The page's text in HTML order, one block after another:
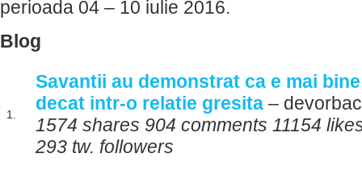
perioada 04 – 10 iulie 2016.
Blog
1.
Savantii au demonstrat ca e mai
decat intr-o relatie gresita –
1574 shares 904 comments 11154
293 tw. followers